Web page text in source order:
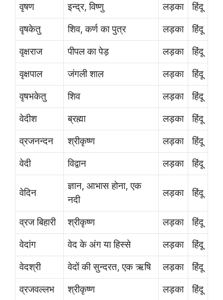
वृषण
इन्द्र, विष्णु लड़का
हिंदू
वृषकेतु
शिव, कर्ण का पुत्र लड़का
हिंदू
वृक्षराज
पीपल का पेड़ लड़का
हिंदू
वृक्षपाल
जंगली शाल लड़का
हिंदू
वृषभकेतु
शिव लड़का
हिंदू
वेदीश
ब्रह्मा लड़का
हिंदू
व्रजनन्दन
श्रीकृष्ण लड़का
हिंदू
वेदी
विद्वान लड़का हिंदू
वेदिन
ज्ञान, आभास होना, एक
नदी
लड़का हिंदू
व्रज बिहारी श्रीकृष्ण लड़का
हिंदू
वेदांग
वेद के अंग या हिस्से लड़का
हिंदू
वेदश्री
वेदों की सुन्दरत, एक ऋषि लड़का
हिंदू
व्रजवल्लभ
श्रीकृष्ण लड़का
हिंदू